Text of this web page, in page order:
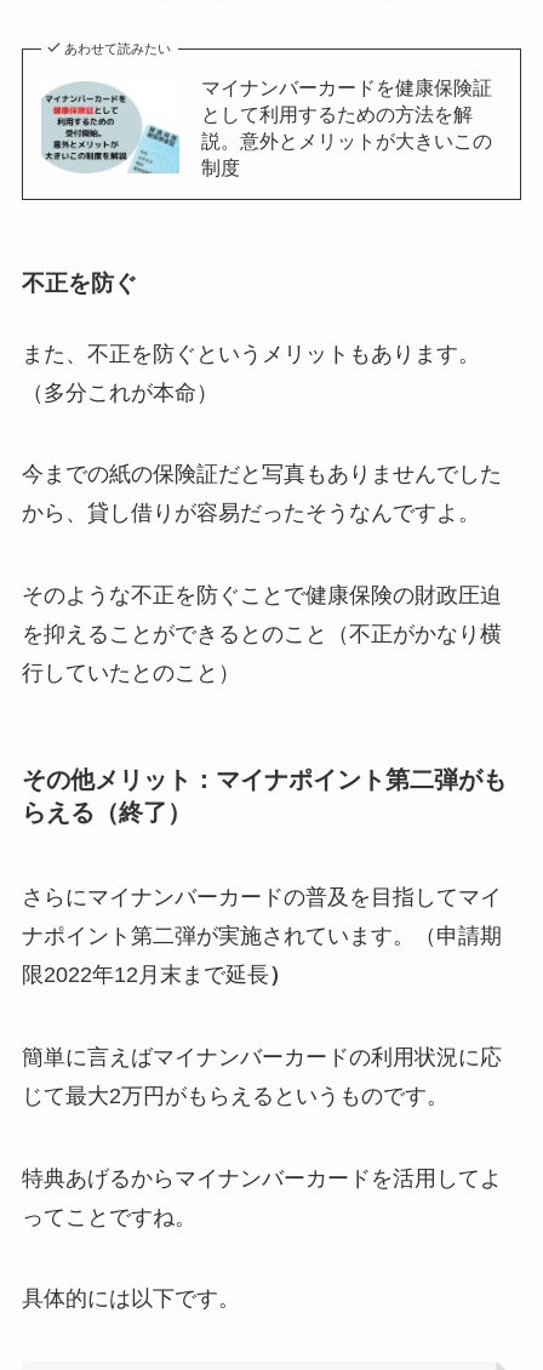
あわせて読みたい
マイナンバーカードを健康保険証
として利用するための方法を解
説。意外とメリットが大きいこの
制度
不正を防ぐ
また、不正を防ぐというメリットもあります。
（多分これが本命）
今までの紙の保険証だと写真もありませんでした
から、貸し借りが容易だったそうなんですよ。
そのような不正を防ぐことで健康保険の財政圧迫
を抑えることができるとのこと（不正がかなり横
行していたとのこと）
その他メリット：マイナポイント第二弾がも
らえる（終了）
さらにマイナンバーカードの普及を目指してマイ
ナポイント第二弾が実施されています。（申請期
限2022年12月末まで延長）
簡単に言えばマイナンバーカードの利用状況に応
じて最大2万円がもらえるというものです。
特典あげるからマイナンバーカードを活用してよ
ってことですね。
具体的には以下です。